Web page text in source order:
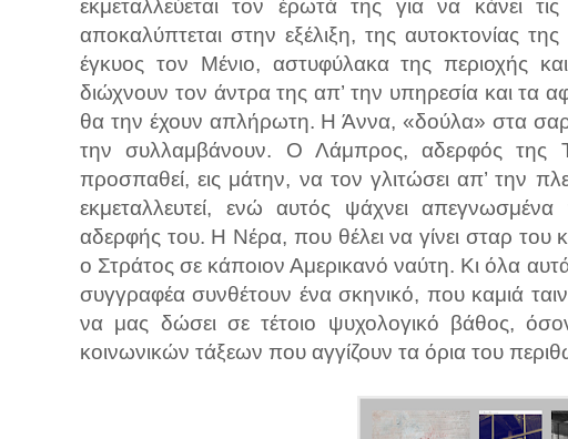
εκμεταλλεύεται τον έρωτά της για να κάνει
αποκαλύπτεται στην εξέλιξη, της αυτοκτονίας
έγκυος τον Μένιο, αστυφύλακα της περιοχής
διώχνουν τον άντρα της απ’ την υπηρεσία και τα
θα την έχουν απλήρωτη. Η Άννα, «δούλα» στα
την συλλαμβάνουν. Ο Λάμπρος, αδερφός της
προσπαθεί, εις μάτην, να τον γλιτώσει απ’ την
εκμεταλλευτεί, ενώ αυτός ψάχνει
αδερφής του. Η Νέρα, που θέλει να γίνει σταρ του
ο Στράτος σε κάποιον Αμερικανό ναύτη. Κι όλα αυτά
συγγραφέα συνθέτουν ένα σκηνικό, που καμιά
να μας δώσει σε τέτοιο ψυχολογικό βάθος,
κοινωνικών τάξεων που αγγίζουν τα όρια του